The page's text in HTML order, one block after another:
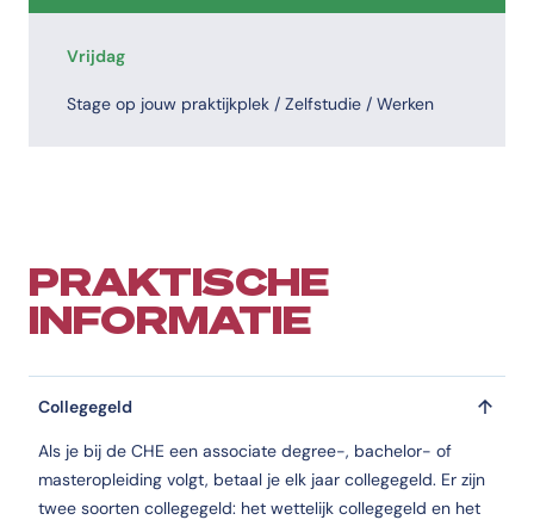
Vrijdag
Stage op jouw praktijkplek / Zelfstudie / Werken
PRAKTISCHE
INFORMATIE
Collegegeld
Als je bij de CHE een associate degree-, bachelor- of
masteropleiding volgt, betaal je elk jaar collegegeld. Er zijn
twee soorten collegegeld: het wettelijk collegegeld en het